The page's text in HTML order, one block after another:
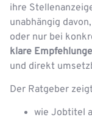
ihre
unabhängig
oder nur bei
klare
und direkt
Der Ratgeber
wie Jobtitel